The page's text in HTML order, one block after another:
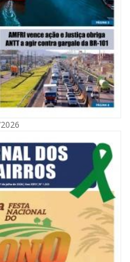
Regional de Qualidade em